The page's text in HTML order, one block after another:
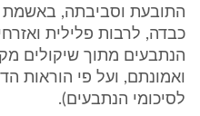
התובעת וסביבתה,
כבדה, לרבות פלילית
הנתבעים מתוך שיקולים
לסיכומי הנתבעים).